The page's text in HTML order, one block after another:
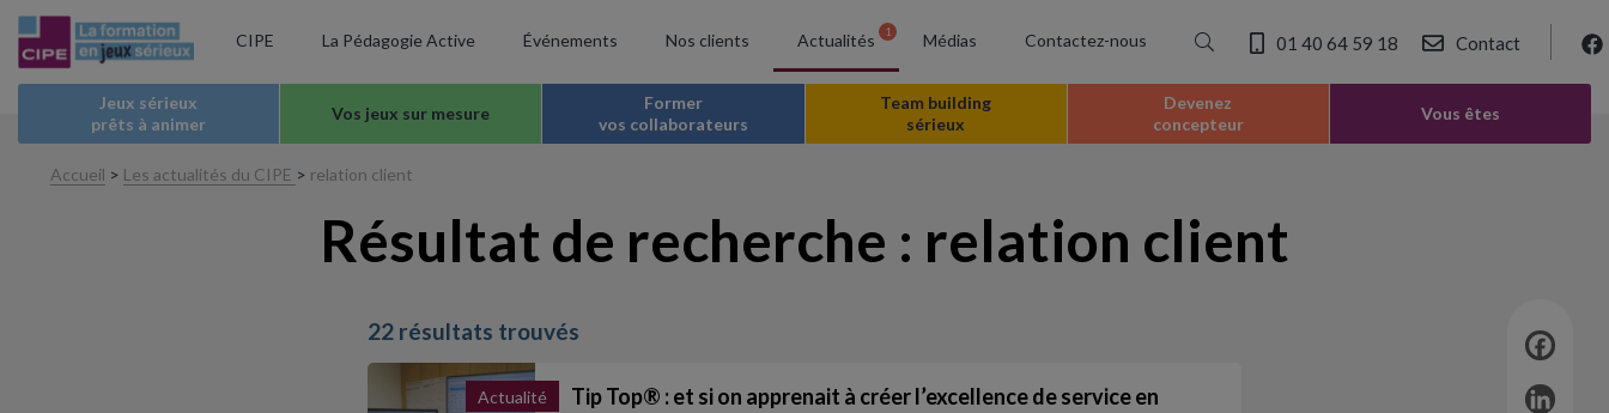
CIPE La Pédagogie Active Événements Nos clients Actualités 1 Médias Contactez-nous 01 40 64 59 18 Contact
Jeux sérieux
prêts à animer
Vos jeux sur mesure
Former
vos collaborateurs
Team building
sérieux
Devenez
concepteur
Vous êtes
Accueil > Les actualités du CIPE > relation client
Résultat de recherche : relation client
22 résultats trouvés
Actualité
Tip Top® : et si on apprenait à créer l’excellence de service en